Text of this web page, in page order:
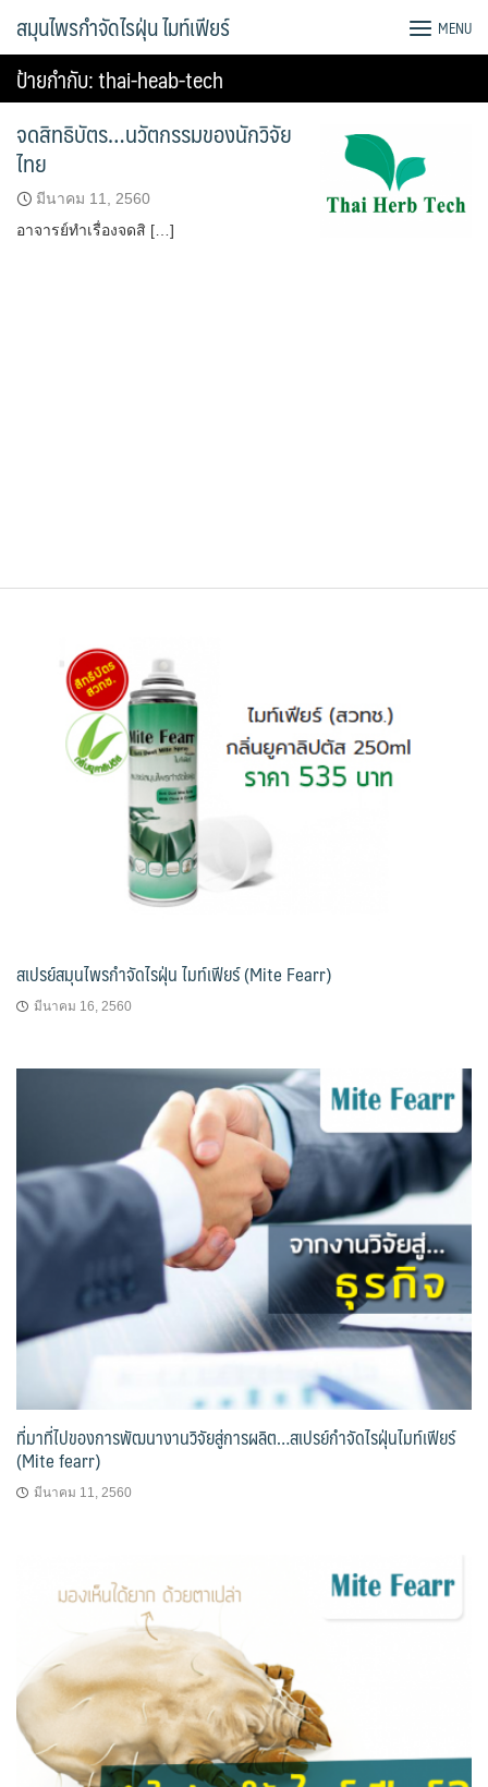
สมุนไพรกำจัดไรฝุ่น ไมท์เฟียร์ MENU
ป้ายกำกับ:thai-heab-tech
จดสิทธิบัตร…นวัตกรรมของนักวิจัย
ไทย
มีนาคม 11, 2560
อาจารย์ทำเรื่องจดสิ […]
สเปรย์สมุนไพรกำจัดไรฝุ่น ไมท์เฟียร์ (Mite Fearr)
มีนาคม 16, 2560
ที่มาที่ไปของการพัฒนางานวิจัยสู่การผลิต…สเปรย์กำจัดไรฝุ่นไมท์เฟียร์
(Mite fearr)
มีนาคม 11, 2560